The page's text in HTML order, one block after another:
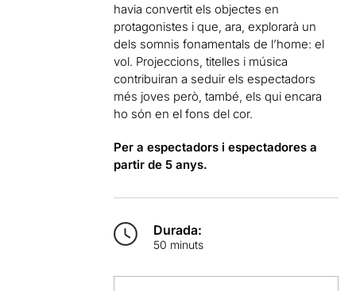
havia convertit els objectes en
protagonistes i que, ara, explorarà un
dels somnis fonamentals de l’home: el
vol. Projeccions, titelles i música
contribuiran a seduir els espectadors
més joves però, també, els qui encara
ho són en el fons del cor.
Per a espectadors i espectadores a
partir de 5 anys.
Durada:
50 minuts